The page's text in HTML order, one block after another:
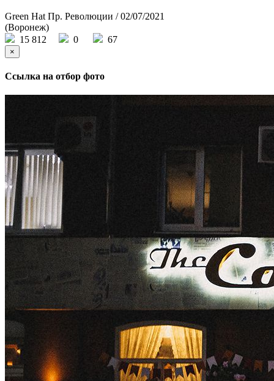
Green Hat Пр. Революции / 02/07/2021
(Воронеж)
15 812
0 67
×
Ссылка на отбор фото